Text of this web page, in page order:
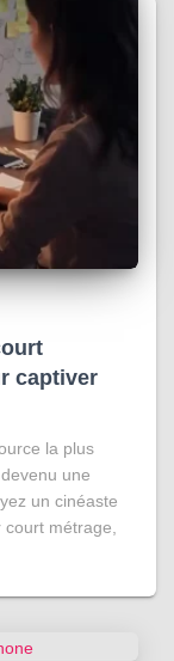
captiver
la plus
une
un cinéaste
court métrage,